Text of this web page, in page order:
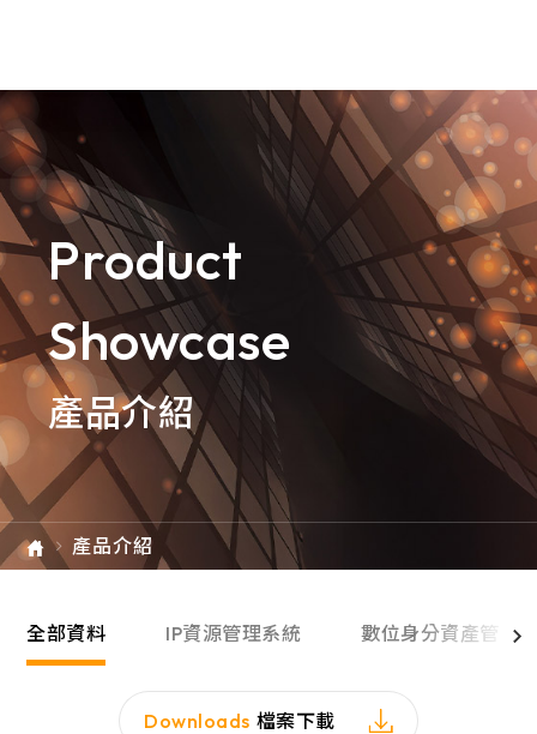
goldennet
N-Partner
TeamT5 杜浦數位安全
QSAN 廣盛科技
OPSWAT
MENLO SECURITY
SSH Communications
Security
e-SOFT
Product
Showcase
產品介紹
產品介紹
全部資料 IP資源管理系統 數位身分資產管理
Downloads 檔案下載